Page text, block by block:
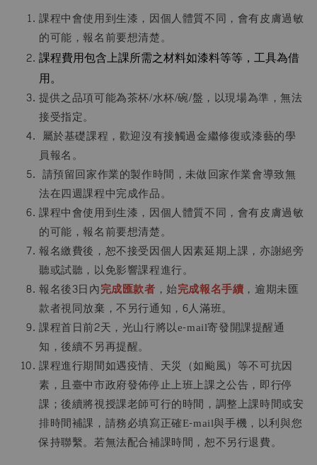
課程中會使用到生漆，因個人體質不同，會有皮膚過敏
的可能，報名前要想清楚。
課程費用包含上課所需之材料如漆料等等，工具為借
用。
提供之品項可能為茶杯/水杯/碗/盤，以現場為準，無法
接受指定。
屬於基礎課程，歡迎沒有接觸過金繼修復或漆藝的學
員報名。
請預留回家作業的製作時間，未做回家作業會導致無
法在四週課程中完成作品。
課程中會使用到生漆，因個人體質不同，會有皮膚過敏
的可能，報名前要想清楚。
報名繳費後，恕不接受因個人因素延期上課，亦謝絕旁
聽或試聽，以免影響課程進行。
報名後3日內完成匯款者 ，始完成報名手續 ，逾期未匯
款者視同放棄，不另行通知，6人滿班。
課程首日前2天，光山行將以e-mail寄發開課提醒通
知，後續不另再提醒。
課程進行期間如遇疫情、天災（如颱風）等不可抗因
素，且臺中市政府發佈停止上班上課之公告，即行停
課；後續將視授課老師可行的時間，調整上課時間或安
排時間補課，請務必填寫正確E-mail與手機，以利與您
保持聯繫。若無法配合補課時間，恕不另行退費。